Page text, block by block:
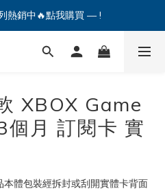
熱銷中🔥點我購買 — !
熱銷中🔥點我購買 — !
新好友領優惠券！🎫
XBOX Game
月 訂閱卡 實
體包裝經拆封或刮開實體卡背面